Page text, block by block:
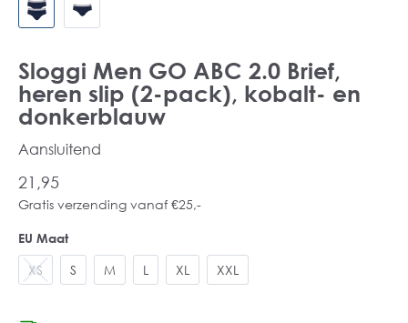
Sloggi Men GO ABC 2.0 Brief,
heren slip (2-pack), kobalt- en
donkerblauw
Aansluitend
21,95
Gratis verzending vanaf €25,-
EU Maat
XS S M L XL XXL